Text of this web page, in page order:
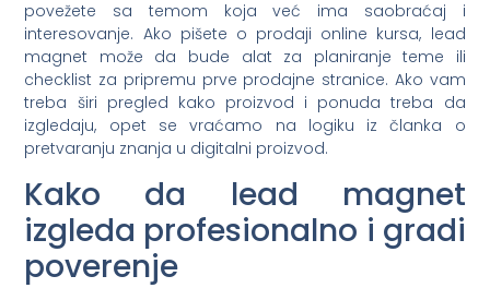
povežete sa temom koja već ima saobraćaj i
interesovanje. Ako pišete o prodaji online kursa, lead
magnet može da bude alat za planiranje teme ili
checklist za pripremu prve prodajne stranice. Ako vam
treba širi pregled kako proizvod i ponuda treba da
izgledaju, opet se vraćamo na logiku iz članka o
pretvaranju znanja u digitalni proizvod.
Kako da lead magnet
izgleda profesionalno i gradi
poverenje